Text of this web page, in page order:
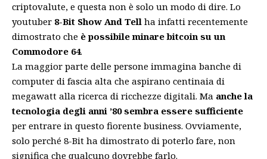
criptovalute, e questa non è solo un modo di dire. Lo
youtuber 8-Bit Show And Tell ha infatti recentemente
dimostrato che è possibile minare bitcoin su un
Commodore 64.
La maggior parte delle persone immagina banche di
computer di fascia alta che aspirano centinaia di
megawatt alla ricerca di ricchezze digitali. Ma anche la
tecnologia degli anni ’80 sembra essere sufficiente
per entrare in questo fiorente business. Ovviamente,
solo perché 8-Bit ha dimostrato di poterlo fare, non
significa che qualcuno dovrebbe farlo.